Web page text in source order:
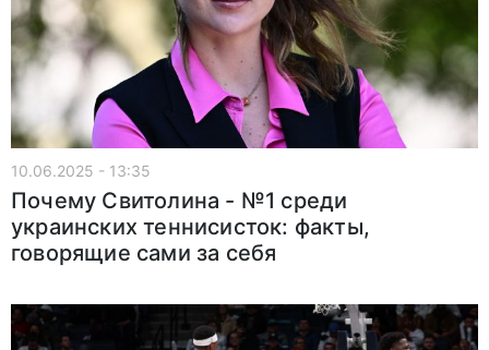
10.06.2025 - 13:35
Почему Свитолина - №1 среди
украинских теннисисток: факты,
говорящие сами за себя